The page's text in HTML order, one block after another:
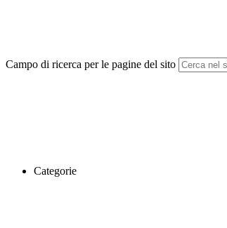
Campo di ricerca per le pagine del sito
Categorie